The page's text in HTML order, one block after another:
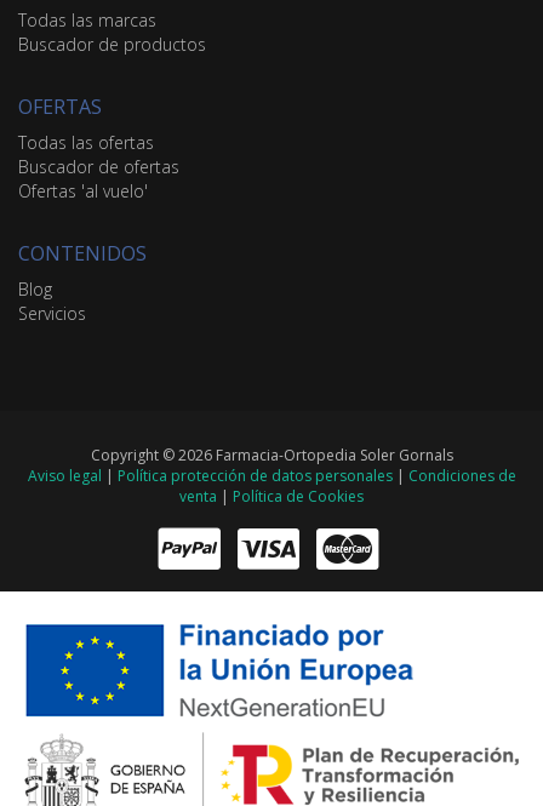
Todas las marcas
Buscador de productos
OFERTAS
Todas las ofertas
Buscador de ofertas
Ofertas 'al vuelo'
CONTENIDOS
Blog
Servicios
Copyright © 2026 Farmacia-Ortopedia Soler Gornals
Aviso legal | Política protección de datos personales| Condiciones de
venta | Política de Cookies